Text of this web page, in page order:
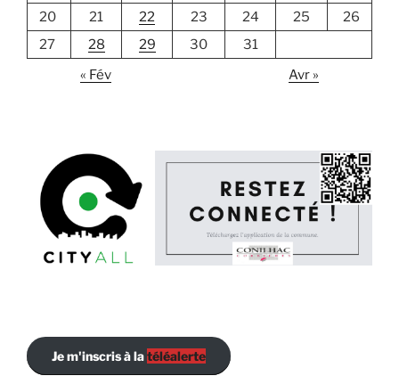
20
21 22 23 24 25
26
27
28 29 30
31
« Fév
Avr »
Je m'inscris à latéléalerte